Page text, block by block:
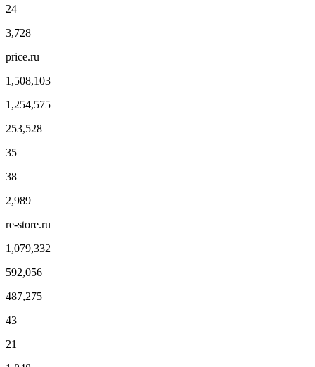
24
3,728
price.ru
1,508,103
1,254,575
253,528
35
38
2,989
re-store.ru
1,079,332
592,056
487,275
43
21